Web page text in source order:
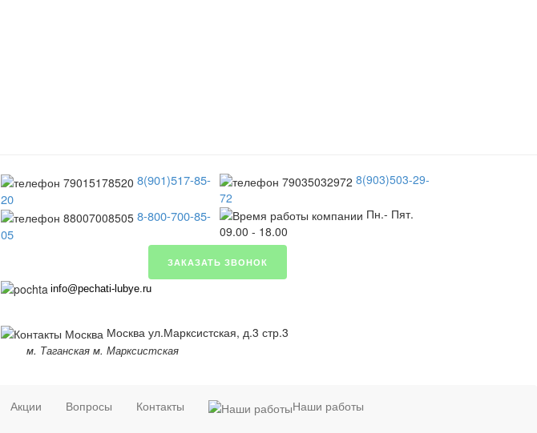
8(901)517-85-
20
8-800-700-85-
05
8(903)503-29-
72
Пн.- Пят.
09.00 - 18.00
ЗАКАЗАТЬ ЗВОНОК
info@pechati-lubye.ru
Москва ул.Марксистская, д.3 стр.3
м. Таганская м. Марксистская
Акции Вопросы Контакты Наши работы